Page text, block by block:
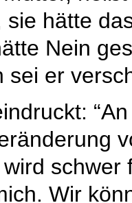
sie hätte
Nein
sei er
schwer
Wir